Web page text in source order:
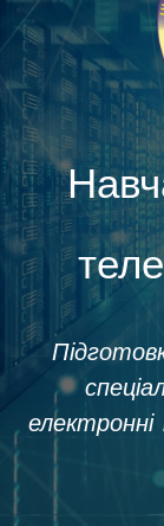
електронні